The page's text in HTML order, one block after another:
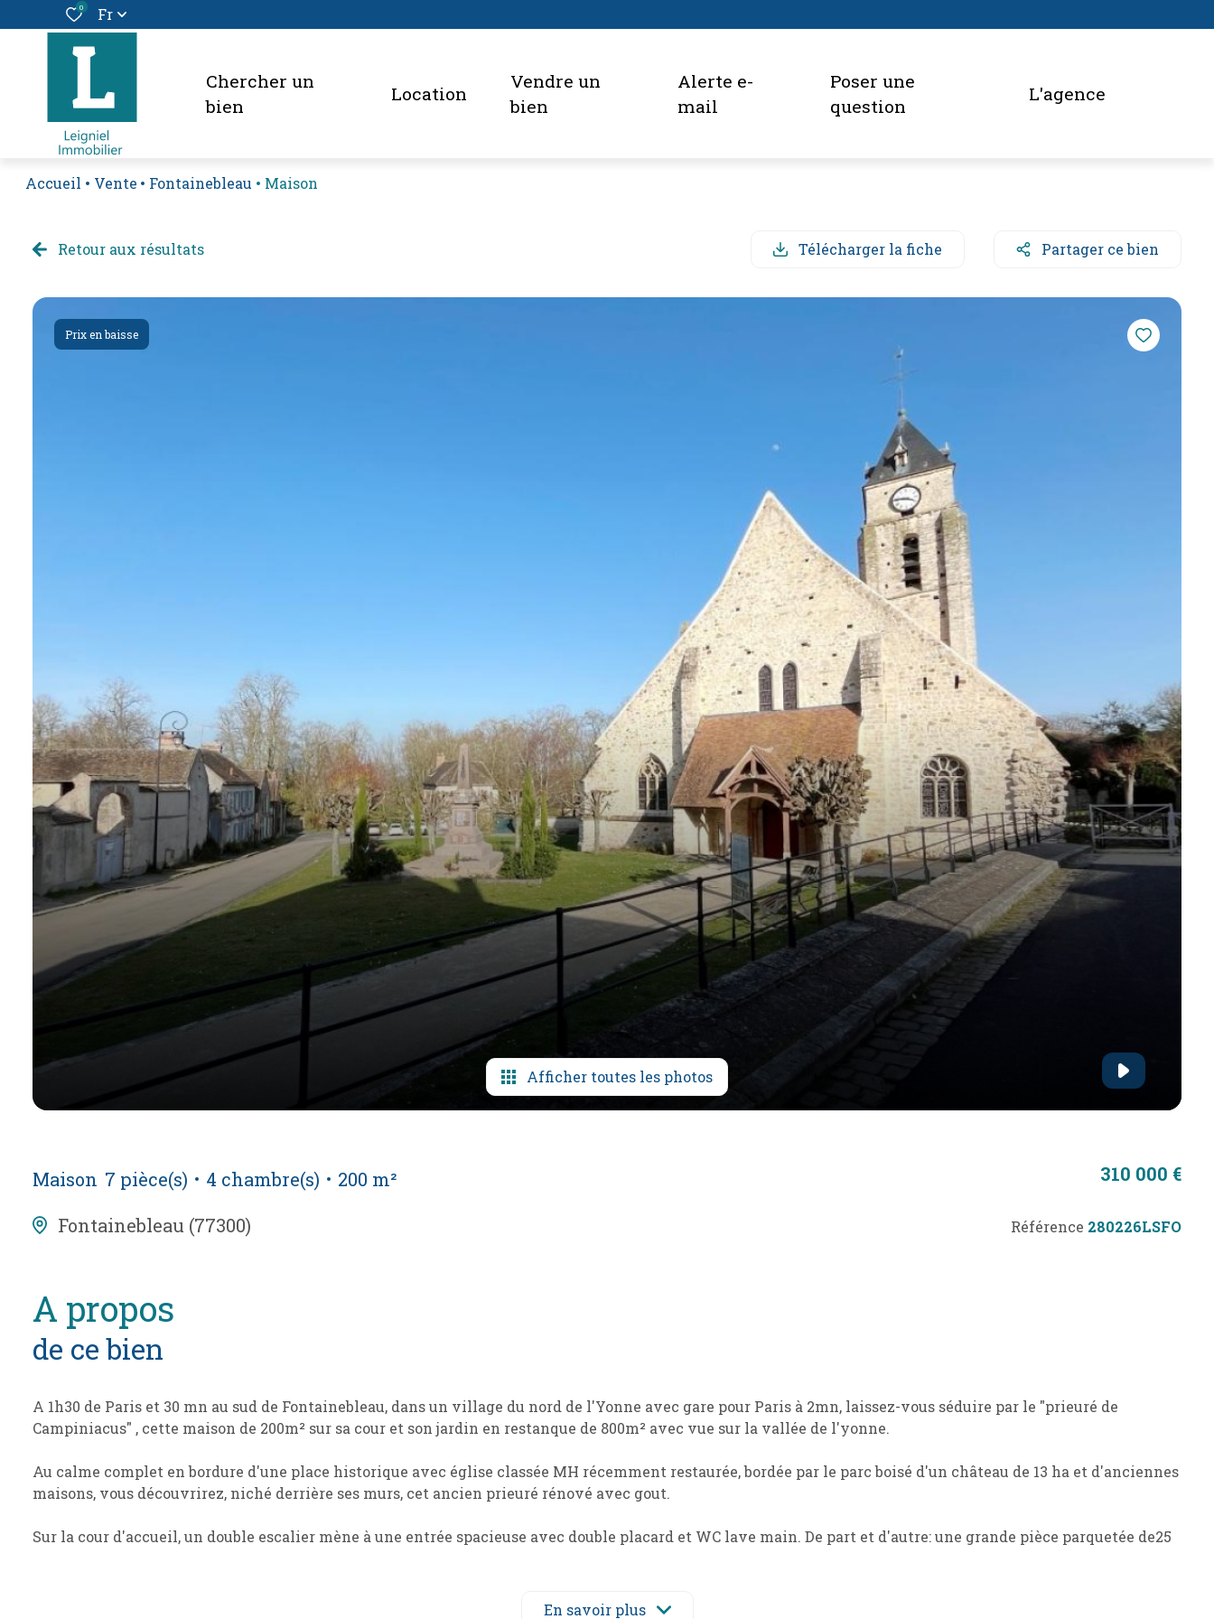
0 Fr
chercher un
bien
location
vendre un
bien
alerte e-
mail
poser une
question
l'agence
Accueil Vente Fontainebleau Maison
Retour aux résultats Télécharger la fiche Partager ce bien
Prix en baisse
Afficher toutes les photos
Maison 7 pièce(s) 4 chambre(s)
200 m²
Fontainebleau (77300)
310 000 €
Référence 280226LSFO
a propos
de ce bien
A 1h30 de Paris et 30 mn au sud de Fontainebleau, dans un village du nord de l'Yonne avec gare pour Paris à 2mn, laissez-vous séduire par le "prieuré de
Campiniacus" , cette maison de 200m² sur sa cour et son jardin en restanque de 800m² avec vue sur la vallée de l'yonne.
Au calme complet en bordure d'une place historique avec église classée MH récemment restaurée, bordée par le parc boisé d'un château de 13 ha et d'anciennes
maisons, vous découvrirez, niché derrière ses murs, cet ancien prieuré rénové avec gout.
Sur la cour d'accueil, un double escalier mène à une entrée spacieuse avec double placard et WC lave main. De part et d'autre: une grande pièce parquetée de25
marbre rouge, aménagements et équipements de grandes marques, volume et lumière remarquable.
En savoir plus